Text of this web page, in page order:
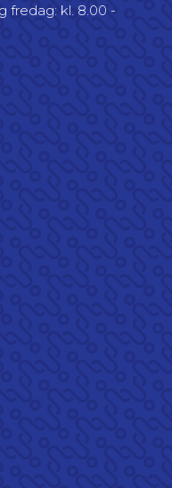
fredag: kl. 8.00 -